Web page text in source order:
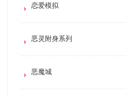
恋爱模拟
恶灵附身系列
恶魔城